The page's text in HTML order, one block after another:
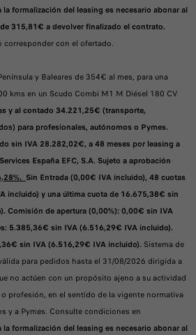
la formalización del leasing es necesario abonar al
315,81€ a devolver finalizado el contrato.
corresponder con el ofertado.
y Baleares de 354€ al mes, para una
kms en un Scudo Combi M1 M Diésel 180 CV
y al contado 34.221,25€ (transporte,
para profesionales, autónomos o Pymes.
sin IVA 28.282,02€, a 48 meses por leasing a
España EFC, S.A. Sujeto a aprobación
Sin Entrada (0,00€ IVA incluido), 48 cuotas
incluido) y una última cuota de 16.675,38€ sin
Comisión de apertura (0,00%): 0,00€ sin IVA
5.385,36€ sin IVA (6.516,29€ IVA incluido).
sin IVA (6.516,29€ IVA incluido). Sistema de
para pedidos hasta el 31/08/2026 dirigida a
no actúen con un propósito ajeno a su actividad
profesión, en el sentido de la vigente normativa
y a Pymes. Consulte condiciones en
la formalización del leasing es necesario abonar al